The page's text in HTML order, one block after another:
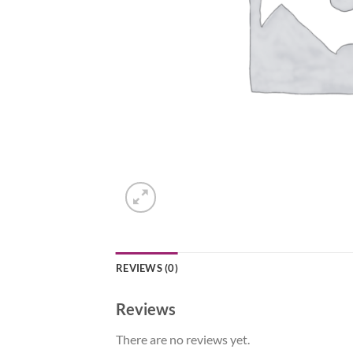
REVIEWS (0)
Reviews
There are no reviews yet.